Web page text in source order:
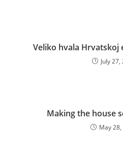
Veliko hvala
July 27,
Making the house
May